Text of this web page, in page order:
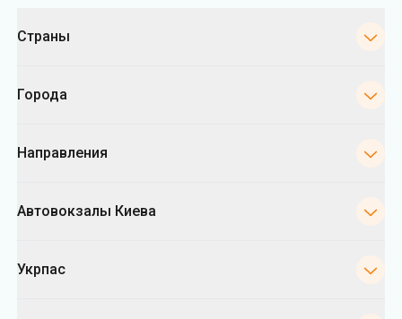
Страны
Города
Направления
Автовокзалы Киева
Укрпас